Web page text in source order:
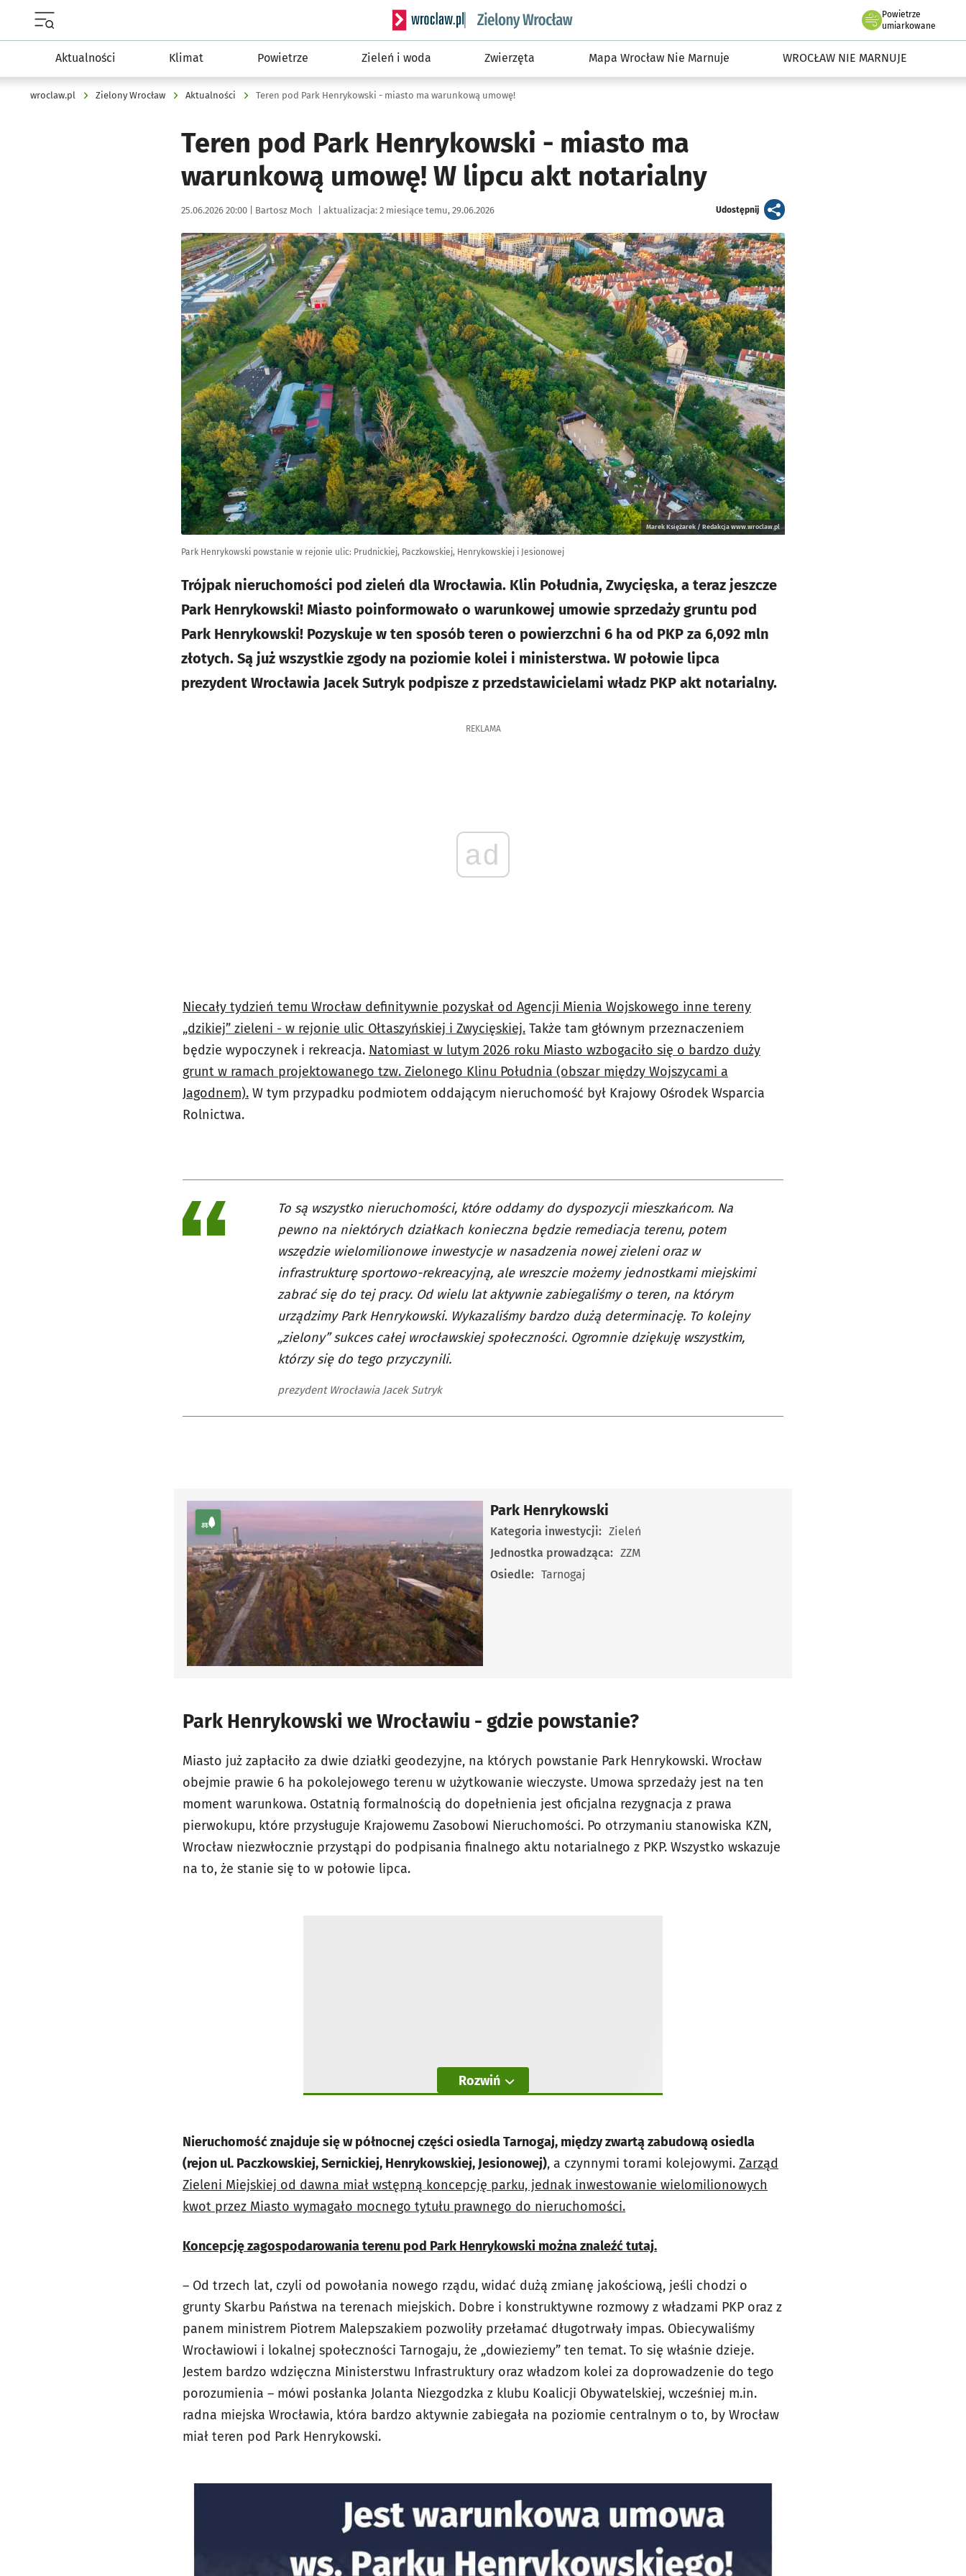
Serwis informacyjny wroclaw.pl podserwis: Środowisko we Wrocławiu
Powietrze
we Wrocławiu
umiarkowane
Aktualności Klimat Powietrze Zieleń i woda Zwierzęta Mapa Wrocław Nie Marnuje WROCŁAW NIE MARNUJE
wroclaw.pl Zielony Wrocław Aktualności Teren pod Park Henrykowski - miasto ma warunkową umowę!
Teren pod Park Henrykowski - miasto ma
warunkową umowę! W lipcu akt notarialny
Data publikacji:
25.06.2026 20:00 | Autor:
Bartosz Moch aktualizacja: 2 miesiące temu, 29.06.2026 Udostępnijartykuł
Kliknij, aby powiększyć
Marek Księżarek / Redakcja www.wroclaw.pl
Park Henrykowski powstanie w rejonie ulic: Prudnickiej, Paczkowskiej, Henrykowskiej i Jesionowej
Trójpak nieruchomości pod zieleń dla Wrocławia. Klin Południa, Zwycięska, a teraz jeszcze
Park Henrykowski! Miasto poinformowało o warunkowej umowie sprzedaży gruntu pod
Park Henrykowski! Pozyskuje w ten sposób teren o powierzchni 6 ha od PKP za 6,092 mln
złotych. Są już wszystkie zgody na poziomie kolei i ministerstwa. W połowie lipca
prezydent Wrocławia Jacek Sutryk podpisze z przedstawicielami władz PKP akt notarialny.
REKLAMA
ad
Niecały tydzień temu Wrocław definitywnie pozyskał od Agencji Mienia Wojskowego inne tereny
„dzikiej” zieleni - w rejonie ulic Ołtaszyńskiej i Zwycięskiej. Także tam głównym przeznaczeniem
będzie wypoczynek i rekreacja. Natomiast w lutym 2026 roku Miasto wzbogaciło się o bardzo duży
grunt w ramach projektowanego tzw. Zielonego Klinu Południa (obszar między Wojszycami a
Jagodnem). W tym przypadku podmiotem oddającym nieruchomość był Krajowy Ośrodek Wsparcia
Rolnictwa.
To są wszystko nieruchomości, które oddamy do dyspozycji mieszkańcom. Na
pewno na niektórych działkach konieczna będzie remediacja terenu, potem
wszędzie wielomilionowe inwestycje w nasadzenia nowej zieleni oraz w
infrastrukturę sportowo-rekreacyjną, ale wreszcie możemy jednostkami miejskimi
zabrać się do tej pracy. Od wielu lat aktywnie zabiegaliśmy o teren, na którym
urządzimy Park Henrykowski. Wykazaliśmy bardzo dużą determinację. To kolejny
„zielony” sukces całej wrocławskiej społeczności. Ogromnie dziękuję wszystkim,
którzy się do tego przyczynili.
prezydent Wrocławia Jacek Sutryk
kategoria Zieleń
Park Henrykowski
Kategoria inwestycji: Zieleń
Jednostka prowadząca: ZZM
Osiedle: Tarnogaj
Park Henrykowski we Wrocławiu - gdzie powstanie?
Miasto już zapłaciło za dwie działki geodezyjne, na których powstanie Park Henrykowski. Wrocław
obejmie prawie 6 ha pokolejowego terenu w użytkowanie wieczyste. Umowa sprzedaży jest na ten
moment warunkowa. Ostatnią formalnością do dopełnienia jest oficjalna rezygnacja z prawa
pierwokupu, które przysługuje Krajowemu Zasobowi Nieruchomości. Po otrzymaniu stanowiska KZN,
Wrocław niezwłocznie przystąpi do podpisania finalnego aktu notarialnego z PKP. Wszystko wskazuje
na to, że stanie się to w połowie lipca.
Rozwiń
Nieruchomość znajduje się w północnej części osiedla Tarnogaj, między zwartą zabudową osiedla
(rejon ul. Paczkowskiej, Sernickiej, Henrykowskiej, Jesionowej), a czynnymi torami kolejowymi. Zarząd
Zieleni Miejskiej od dawna miał wstępną koncepcję parku, jednak inwestowanie wielomilionowych
kwot przez Miasto wymagało mocnego tytułu prawnego do nieruchomości.
Koncepcję zagospodarowania terenu pod Park Henrykowski można znaleźć tutaj.
– Od trzech lat, czyli od powołania nowego rządu, widać dużą zmianę jakościową, jeśli chodzi o
grunty Skarbu Państwa na terenach miejskich. Dobre i konstruktywne rozmowy z władzami PKP oraz z
panem ministrem Piotrem Malepszakiem pozwoliły przełamać długotrwały impas. Obiecywaliśmy
Wrocławiowi i lokalnej społeczności Tarnogaju, że „dowieziemy” ten temat. To się właśnie dzieje.
Jestem bardzo wdzięczna Ministerstwu Infrastruktury oraz władzom kolei za doprowadzenie do tego
porozumienia – mówi posłanka Jolanta Niezgodzka z klubu Koalicji Obywatelskiej, wcześniej m.in.
radna miejska Wrocławia, która bardzo aktywnie zabiegała na poziomie centralnym o to, by Wrocław
miał teren pod Park Henrykowski.